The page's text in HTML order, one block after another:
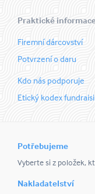
Praktické
Firemní dárcovství
Potvrzení o daru
Kdo nás podporuje
Etický kodex
Potřebujeme
Vyberte si z položek,
Nakladatelství